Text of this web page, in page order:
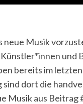
Musik
und
bereits im
dort die
Musik aus Beitrag